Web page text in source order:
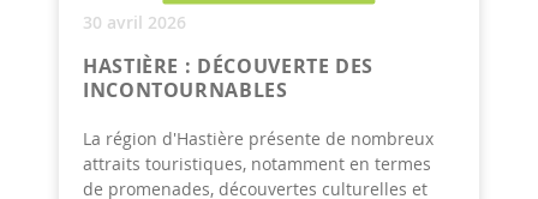
30 avril 2026
HASTIÈRE : DÉCOUVERTE DES
INCONTOURNABLES
La région d'Hastière présente de nombreux
attraits touristiques, notamment en termes
de promenades, découvertes culturelles et